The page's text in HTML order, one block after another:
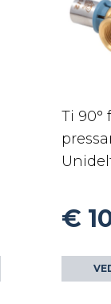
Ti 90°
€